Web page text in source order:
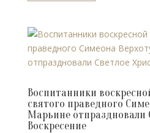
Воспитанники
святого праведного
Марьине отпраздновали
Воскресение